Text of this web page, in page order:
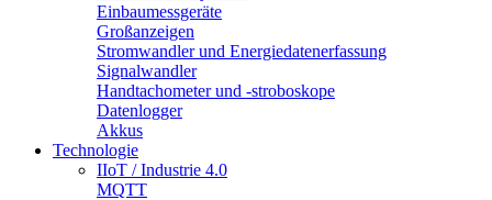
Einbaumessgeräte
Großanzeigen
Stromwandler und Energiedatenerfassung
Signalwandler
Handtachometer und -stroboskope
Datenlogger
Akkus
Technologie
IIoT / Industrie 4.0
MQTT